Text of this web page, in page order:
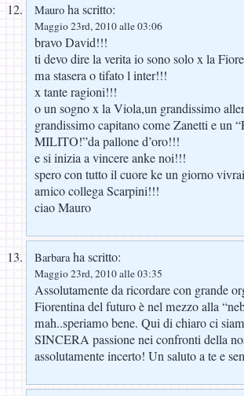
Mauro ha scritto:
Maggio 23rd, 2010 alle 03:06
bravo David!!!
ti devo dire la verita io sono solo x la
ma stasera o tifato l inter!!!
x tante ragioni!!!
o un sogno x la Viola,un grandissimo
grandissimo capitano come Zanetti e un
MILITO!”da pallone d’oro!!!
e si inizia a vincere anke noi!!!
spero con tutto il cuore ke un giorno
amico collega Scarpini!!!
ciao Mauro
Barbaraha scritto:
Maggio 23rd, 2010 alle 03:35
Assolutamente da ricordare con grande
Fiorentina del futuro è nel mezzo alla
mah..speriamo bene. Qui di chiaro ci
SINCERA passione nei confronti della
assolutamente incerto! Un saluto a te e